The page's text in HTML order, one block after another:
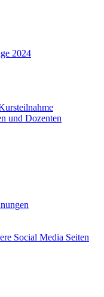
2024
und Dozenten
Social Media Seiten